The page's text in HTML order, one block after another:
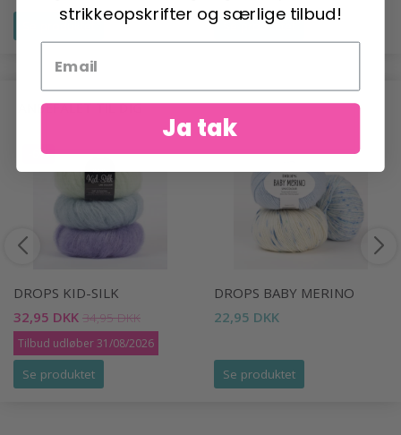
Se produktet
ANBEFALET TIL DIG
-6%
DROPS KID-SILK
32,95 DKK 34,95 DKK
Tilbud udløber 31/08/2026
Se produktet
DROPS BABY MERINO
22,95 DKK
Se produktet
strikkeopskrifter og særlige tilbud!
Ja tak